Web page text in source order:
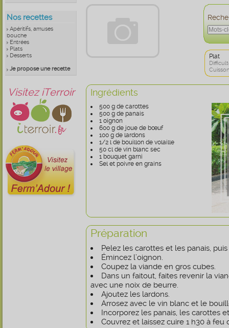
Nos recettes
Apéritifs, amuses
bouche
Entrées
Plats
Desserts
Je propose une recette
Visitez iTerroir
Plat
Ingrédients
500 g de carottes
500 g de panais
1 oignon
600 g de joue de bœuf
100 g de lardons
1/2 l de bouillon de volaille
50 cl de vin blanc sec
1 bouquet garni
Sel et poivre en grains
Préparation
Pelez les carottes et les panais,
Émincez l’oignon.
Coupez la viande en gros cubes.
Dans un faitout, faites revenir la
avec une noix de beurre.
Ajoutez les lardons.
Arrosez avec le vin blanc et le
Incorporez les panais, les carottes
Couvrez et laissez cuire 1 h30 à feu